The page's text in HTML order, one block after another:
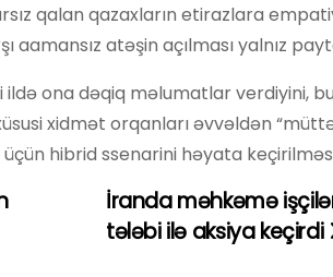
qalan qazaxların etirazlara
aamansız atəşin açılması yalnız
ona dəqiq məlumatlar verdiyini,
xidmət orqanları əvvəldən
hibrid ssenarini həyata
İranda məhkəmə
tələbi ilə aksiya keçirdi